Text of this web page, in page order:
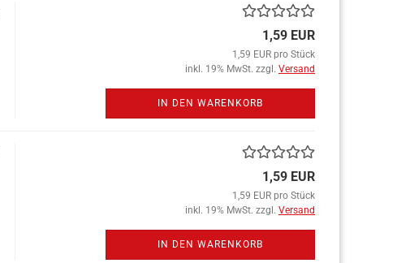
1,59 EUR
1,59 EUR pro Stück
inkl. 19% MwSt. zzgl. Versand
IN DEN WARENKORB
1,59 EUR
1,59 EUR pro Stück
inkl. 19% MwSt. zzgl. Versand
IN DEN WARENKORB